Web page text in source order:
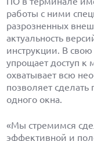
работы с ними
разрозненных
актуальность
инструкции. В
упрощает доступ к
охватывает всю
позволяет
одного окна.
«Мы стремимся
эффективной и